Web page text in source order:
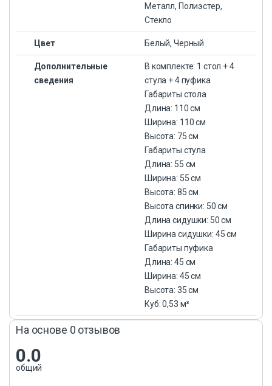
Металл, Полиэстер,
Стекло
Цвет Белый, Черный
Дополнительные
сведения
В комплекте: 1 стол + 4
стула + 4 пуфика
Габариты стола
Длина: 110 см
Ширина: 110 см
Высота: 75 см
Габариты стула
Длина: 55 см
Ширина: 55 см
Высота: 85 см
Высота спинки: 50 см
Длина сидушки: 50 см
Ширина сидушки: 45 см
Габариты пуфика
Длина: 45 см
Ширина: 45 см
Высота: 35 см
Куб: 0,53 м³
На основе 0 отзывов
0.0
общий